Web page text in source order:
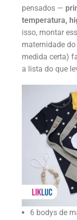
pensados —
temperatura,
isso, montar
maternidade
medida certa)
a lista do que
6 bodys de